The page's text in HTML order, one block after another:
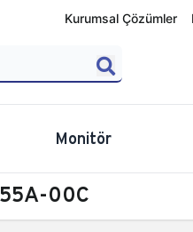
Kurumsal Çözümler
Monitör
00C